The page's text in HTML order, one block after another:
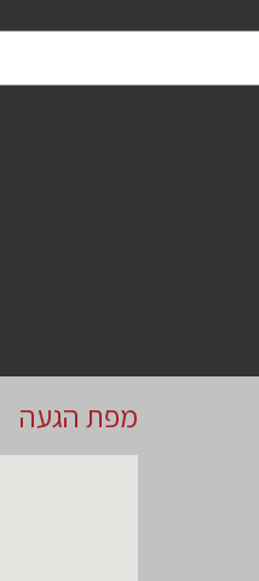
מפת הגעה